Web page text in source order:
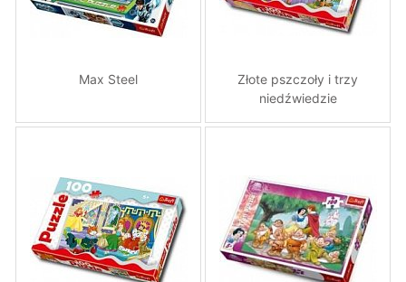
Max Steel
Złote pszczoły i trzy
niedźwiedzie